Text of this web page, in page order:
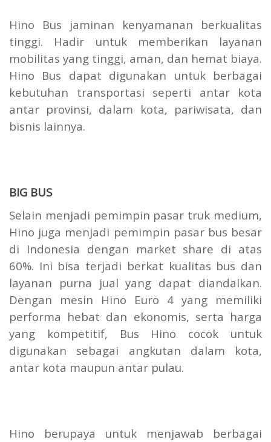
Hino Bus jaminan kenyamanan berkualitas
tinggi. Hadir untuk memberikan layanan
mobilitas yang tinggi, aman, dan hemat biaya.
Hino Bus dapat digunakan untuk berbagai
kebutuhan transportasi seperti antar kota
antar provinsi, dalam kota, pariwisata, dan
bisnis lainnya.
BIG BUS
Selain menjadi pemimpin pasar truk medium,
Hino juga menjadi pemimpin pasar bus besar
di Indonesia dengan market share di atas
60%. Ini bisa terjadi berkat kualitas bus dan
layanan purna jual yang dapat diandalkan.
Dengan mesin Hino Euro 4 yang memiliki
performa hebat dan ekonomis, serta harga
yang kompetitif, Bus Hino cocok untuk
digunakan sebagai angkutan dalam kota,
antar kota maupun antar pulau.
Hino berupaya untuk menjawab berbagai